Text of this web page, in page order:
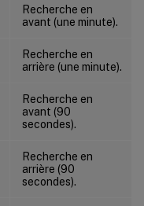
Recherche en
avant (une minute).
Recherche en
arrière (une minute).
Recherche en
avant (90
secondes).
Recherche en
arrière (90
secondes).